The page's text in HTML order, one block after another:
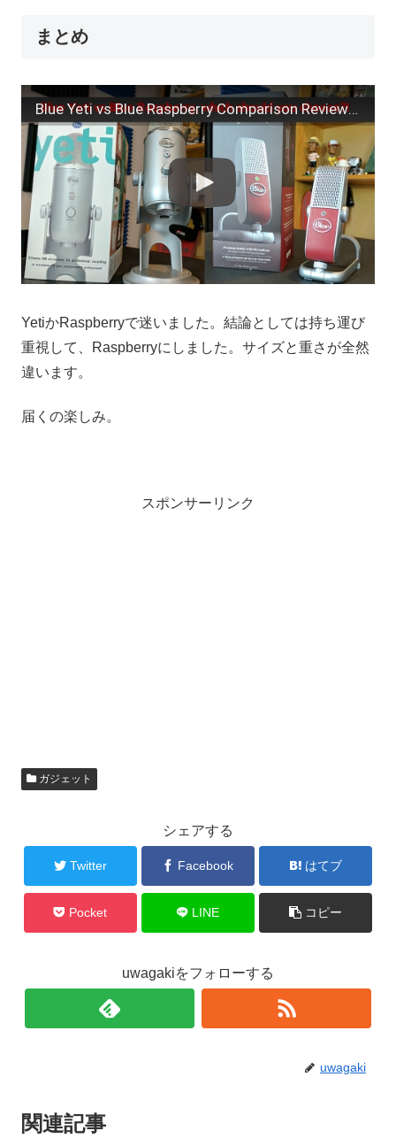
まとめ
Blue Yeti vs Blue Raspberry Comparison Review: Blue USB Mic shootout!
YetiかRaspberryで迷いました。結論としては持ち運び
重視して、Raspberryにしました。サイズと重さが全然
違います。
届くの楽しみ。
スポンサーリンク
ガジェット
シェアする
Twitter Facebook はてブ
Pocket LINE コピー
uwagakiをフォローする
uwagaki
関連記事